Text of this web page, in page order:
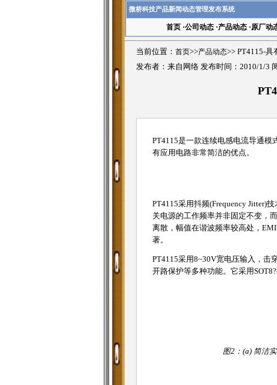
微桥科技产品新闻动态管理发布系统
首页·公司动态·产品动态·原厂动
当前位置： 首页>>产品动态>> PT4115-
发布者：来自网络 发布时间：2010/1/3
PT4115是一款连续电感电流导通模
有应用电路非常简洁的优点。
PT4115采用抖频(Frequency Jitter)
关电源的工作频率并非固定不变，
离散，幅值在谐波频率较高处，
著。
PT4115采用8~30V宽电压输入，击
开路保护等多种功能。它采用
图2：(a) 简洁